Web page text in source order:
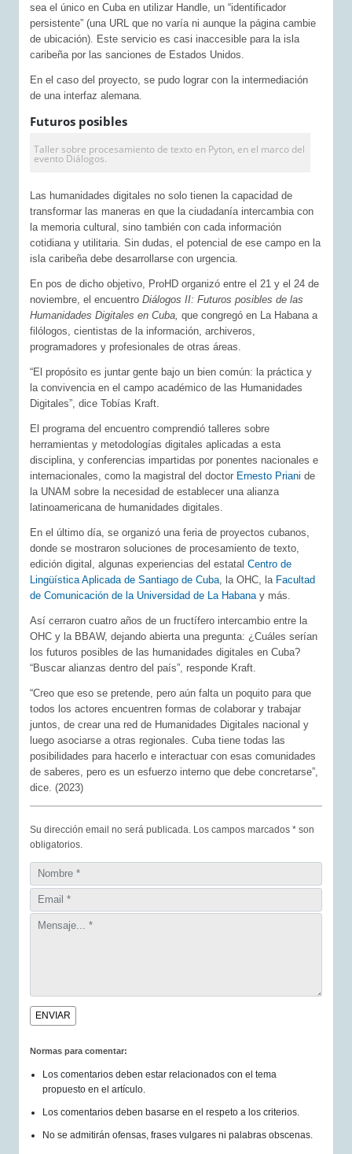
sea el único en Cuba en utilizar Handle, un “identificador
persistente” (una URL que no varía ni aunque la página cambie
de ubicación). Este servicio es casi inaccesible para la isla
caribeña por las sanciones de Estados Unidos.
En el caso del proyecto, se pudo lograr con la intermediación
de una interfaz alemana.
Futuros posibles
Taller sobre procesamiento de texto en Pyton, en el marco del
evento Diálogos.
Las humanidades digitales no solo tienen la capacidad de
transformar las maneras en que la ciudadanía intercambia con
la memoria cultural, sino también con cada información
cotidiana y utilitaria. Sin dudas, el potencial de ese campo en la
isla caribeña debe desarrollarse con urgencia.
En pos de dicho objetivo, ProHD organizó entre el 21 y el 24 de
noviembre, el encuentroDiálogos II: Futuros posibles de las
Humanidades Digitales en Cuba,que congregó en La Habana a
filólogos, cientistas de la información, archiveros,
programadores y profesionales de otras áreas.
“El propósito es juntar gente bajo un bien común: la práctica y
la convivencia en el campo académico de las Humanidades
Digitales”, dice Tobías Kraft.
El programa del encuentro comprendió talleres sobre
herramientas y metodologías digitales aplicadas a esta
disciplina, y conferencias impartidas por ponentes nacionales e
internacionales, como la magistral del doctor Ernesto Priani de
la UNAM sobre la necesidad de establecer una alianza
latinoamericana de humanidades digitales.
En el último día, se organizó una feria de proyectos cubanos,
donde se mostraron soluciones de procesamiento de texto,
edición digital, algunas experiencias del estatalCentro de
Lingüística Aplicada de Santiago de Cuba , la OHC, la Facultad
de Comunicación de la Universidad de La Habana y más.
Así cerraron cuatro años de un fructífero intercambio entre la
OHC y la BBAW, dejando abierta una pregunta: ¿Cuáles serían
los futuros posibles de las humanidades digitales en Cuba?
“Buscar alianzas dentro del país”, responde Kraft.
“Creo que eso se pretende, pero aún falta un poquito para que
todos los actores encuentren formas de colaborar y trabajar
juntos, de crear una red de Humanidades Digitales nacional y
luego asociarse a otras regionales. Cuba tiene todas las
posibilidades para hacerlo e interactuar con esas comunidades
de saberes, pero es un esfuerzo interno que debe concretarse”,
dice. (2023)
Su dirección email no será publicada. Los campos marcados * son
obligatorios.
Normas para comentar:
Los comentarios deben estar relacionados con el tema
propuesto en el artículo.
Los comentarios deben basarse en el respeto a los criterios.
No se admitirán ofensas, frases vulgares ni palabras obscenas.